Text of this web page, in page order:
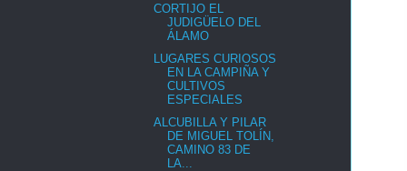
CORTIJO EL
JUDIGÜELO DEL
ÁLAMO
LUGARES CURIOSOS
EN LA CAMPIÑA Y
CULTIVOS
ESPECIALES
ALCUBILLA Y PILAR
DE MIGUEL TOLÍN,
CAMINO 83 DE
LA...